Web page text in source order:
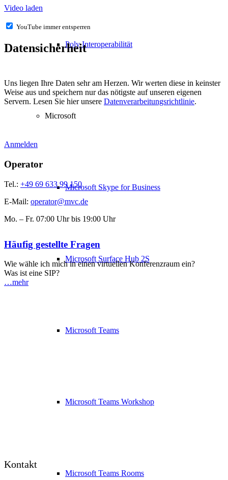
Poly Interoperabilität
Microsoft
Microsoft Skype for Business
Microsoft Surface Hub 2S
Microsoft Teams
Microsoft Teams Workshop
Microsoft Teams Rooms
Video laden
YouTube immer entsperren
Datensicherheit
Uns liegen Ihre Daten sehr am Herzen. Wir werten diese in keinster
Weise aus und speichern nur das nötigste auf unseren eigenen
Servern. Lesen Sie hier unsere Datenverarbeitungsrichtlinie.
Anmelden
Operator
Tel.: +49 69 633 99 150
E-Mail: operator@mvc.de
Mo. – Fr. 07:00 Uhr bis 19:00 Uhr
Häufig gestellte Fragen
Wie wähle ich mich in einen virtuellen Konferenzraum ein?
Was ist eine SIP?
…mehr
Kontakt